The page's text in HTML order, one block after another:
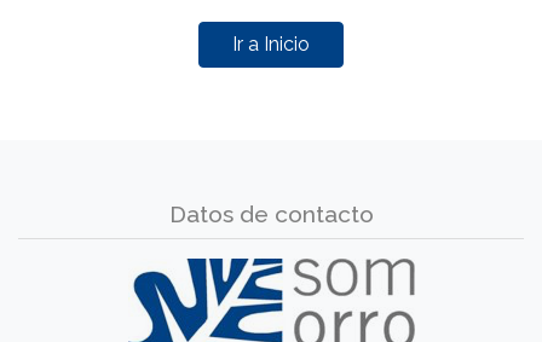
Ir a Inicio
Datos de contacto